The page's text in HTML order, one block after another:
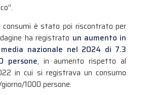
consumi è stato poi riscontrato per
ha registrato un aumento in
nazionale nel 2024 di 7.3
persone, in aumento rispetto al
in cui si registrava un consumo
1000 persone.